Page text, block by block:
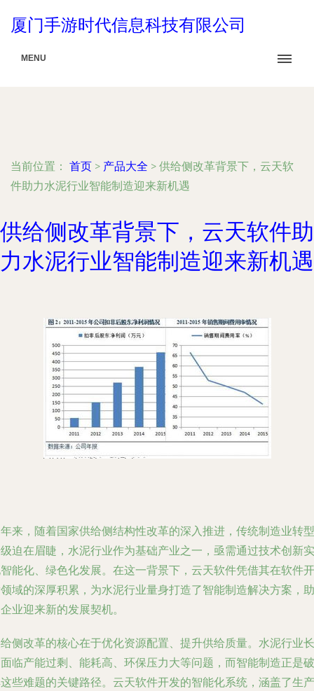
厦门手游时代信息科技有限公司
MENU
当前位置： 首页 > 产品大全 > 供给侧改革背景下，云天软
件助力水泥行业智能制造迎来新机遇
供给侧改革背景下，云天软件助
力水泥行业智能制造迎来新机遇
来，随着国家供给侧结构性改革的深入推进，传统制造业转型
迫在眉睫，水泥行业作为基础产业之一，亟需通过技术创新实
能化、绿色化发展。在这一背景下，云天软件凭借其在软件开
域的深厚积累，为水泥行业量身打造了智能制造解决方案，助
业迎来新的发展契机。
侧改革的核心在于优化资源配置、提升供给质量。水泥行业长
临产能过剩、能耗高、环保压力大等问题，而智能制造正是破
些难题的关键路径。云天软件开发的智能化系统，涵盖了生产